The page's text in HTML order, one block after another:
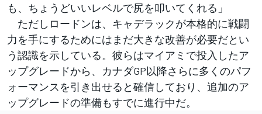
も、ちょうどいいレベルで尻を叩いてくれる」
ただしロードンは、キャデラックが本格的に戦闘
力を手にするためにはまだ大きな改善が必要だとい
う認識を示している。彼らはマイアミで投入したア
ップグレードから、カナダGP以降さらに多くのパフ
ォーマンスを引き出せると確信しており、追加のア
ップグレードの準備もすでに進行中だ。